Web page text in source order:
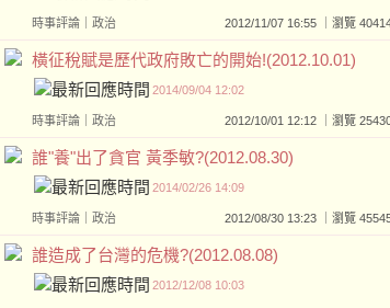
時事評論 政治 2012/11/07 16:55 ｜瀏覽
橫征稅賦是歷代政府敗亡的開始!(2012.10.01)
2014/09/04 12:02
時事評論 政治 2012/10/01 12:12 ｜瀏覽
誰"養"出了貪官 黃季敏?(2012.08.30)
2014/02/26 14:09
時事評論 政治 2012/08/30 13:23 ｜瀏覽
誰造成了台灣的危機?(2012.08.08)
2012/12/08 10:03